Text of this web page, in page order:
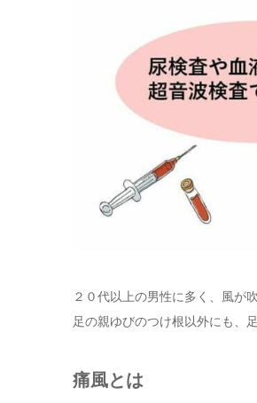
２０代以上の男性に多く、風が
足の親ゆびのつけ根以外にも、
痛風とは